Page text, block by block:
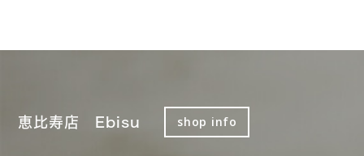
恵比寿店 Ebisu shop info